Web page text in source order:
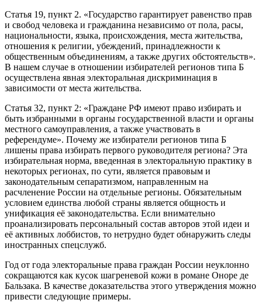
Статья 19, пункт 2. «Государство гарантирует равенство прав
и свобод человека и гражданина независимо от пола, расы,
национальности, языка, происхождения, места жительства,
отношения к религии, убеждений, принадлежности к
общественным объединениям, а также других обстоятельств».
В нашем случае в отношении избирателей регионов типа Б
осуществлена явная электоральная дискриминация в
зависимости от места жительства.
Статья 32, пункт 2: «Граждане РФ имеют право избирать и
быть избранными в органы государственной власти и органы
местного самоуправления, а также участвовать в
референдуме». Почему же избиратели регионов типа Б
лишены права избирать первого руководителя региона? Эта
избирательная норма, введенная в электоральную практику в
некоторых регионах, по сути, является правовым и
законодательным сепаратизмом, направленным на
расчленение России на отдельные регионы. Обязательным
условием единства любой страны является общность и
унификация её законодательства. Если внимательно
проанализировать персональный состав авторов этой идеи и
её активных лоббистов, то нетрудно будет обнаружить следы
иностранных спецслужб.
Год от года электоральные права граждан России неуклонно
сокращаются как кусок шагреневой кожи в романе Оноре де
Бальзака. В качестве доказательства этого утверждения можно
привести следующие примеры.